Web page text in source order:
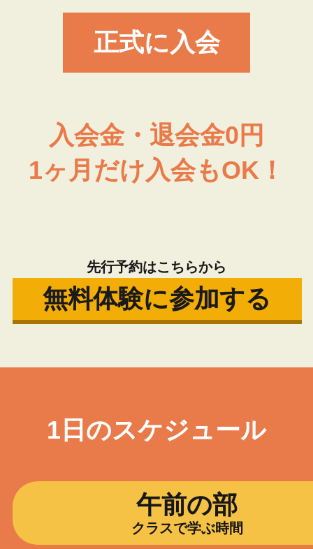
正式に入会
入会金・退会金0円
1ヶ月だけ入会もOK！
先行予約はこちらから
無料体験に参加する
1日のスケジュール
午前の部
クラスで学ぶ時間